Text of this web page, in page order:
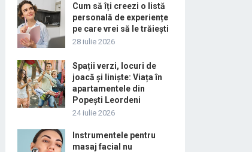
Cum să îți creezi o listă
personală de experiențe
pe care vrei să le trăiești
28 iulie 2026
Spații verzi, locuri de
joacă și liniște: Viața în
apartamentele din
Popești Leordeni
24 iulie 2026
Instrumentele pentru
masaj facial nu